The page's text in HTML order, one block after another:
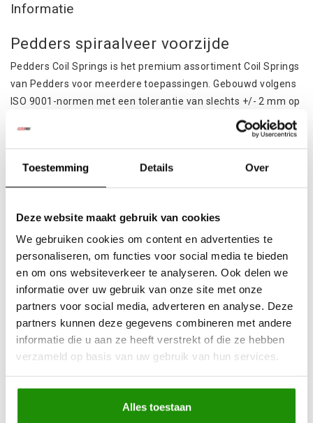
Toestemming Details Over
Deze website maakt gebruik van cookies
We gebruiken cookies om content en advertenties te
personaliseren, om functies voor social media te bieden
en om ons websiteverkeer te analyseren. Ook delen we
informatie over uw gebruik van onze site met onze
partners voor social media, adverteren en analyse. Deze
partners kunnen deze gegevens combineren met andere
informatie die u aan ze heeft verstrekt of die ze hebben
verzameld op basis van uw gebruik van hun services.
Alles toestaan
Informatie
Pedders spiraalveer voorzijde
Pedders Coil Springs is het premium assortiment Coil Springs
van Pedders voor meerdere toepassingen. Gebouwd volgens
ISO 9001-normen met een tolerantie van slechts +/- 2 mm op
ongeëvenaard in termen van rijgedrag, voertuiguiterlijk en
een ambacht dat een strikte naleving van een reeks
veeleisende procedures vereist, die allemaal van cruciaal
De veerconstante, of stijfheid, moet worden afgestemd op
het gewicht van het voertuig dat erop rust en het gewicht van
de andere onderdelen van de ophanging en het wiel. De
veerconstante regelt ook de rolstijfheid of
carrosserierol. Door de hoeveelheid lichaamsrol te
verminderen, verminderen we de hoeveelheid
wielcamberverandering. Grote camberveranderingen kunnen
het contact van de band met het wegdek drastisch
wordt beperkt.